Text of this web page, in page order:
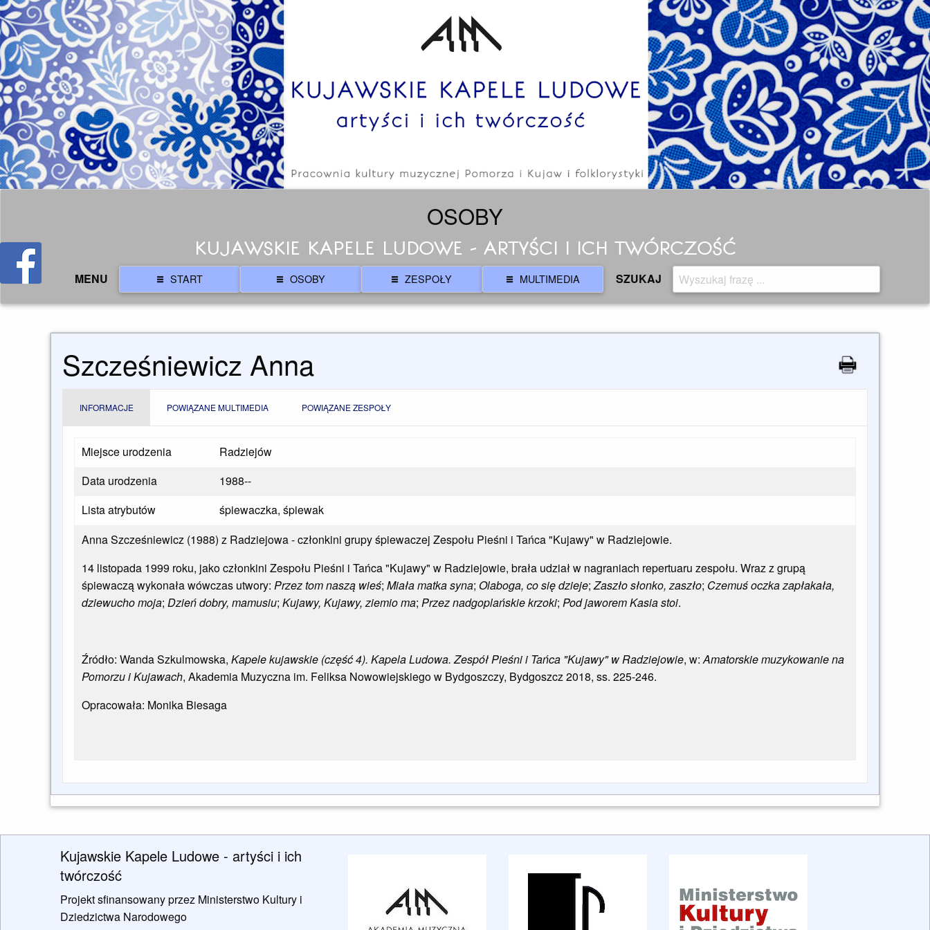
OSOBY
KUJAWSKIE KAPELE LUDOWE - ARTYŚCI I ICH TWÓRCZOŚĆ
MENU START OSOBY ZESPOŁY MULTIMEDIA SZUKAJ
Szcześniewicz Anna
INFORMACJE POWIĄZANE MULTIMEDIA POWIĄZANE ZESPOŁY
Miejsce urodzenia
Radziejów
Data urodzenia
1988--
Lista atrybutów
śpiewaczka, śpiewak
Anna Szcześniewicz (1988) z Radziejowa - członkini grupy śpiewaczej Zespołu Pieśni i Tańca "Kujawy" w Radziejowie.
14 listopada 1999 roku, jako członkini Zespołu Pieśni i Tańca "Kujawy" w Radziejowie, brała udział w nagraniach repertuaru zespołu. Wraz z grupą
śpiewaczą wykonała wówczas utwory: Przez tom naszą wieś; Miała matka syna; Olaboga, co się dzieje;Zaszło słonko, zaszło; Czemuś oczka zapłakała,
dziewucho moja; Dzień dobry, mamusiu; Kujawy, Kujawy, ziemio ma; Przez nadgoplańskie krzoki; Pod jaworem Kasia stoi.
Źródło: Wanda Szkulmowska, Kapele kujawskie (część 4). Kapela Ludowa. Zespół Pieśni i Tańca "Kujawy" w Radziejowie, w:Amatorskie muzykowanie na
Pomorzu i Kujawach, Akademia Muzyczna im. Feliksa Nowowiejskiego w Bydgoszczy, Bydgoszcz 2018, ss. 225-246.
Opracowała: Monika Biesaga
Kujawskie Kapele Ludowe - artyści i ich
twórczość
Projekt sfinansowany przez Ministerstwo Kultury i
Dziedzictwa Narodowego